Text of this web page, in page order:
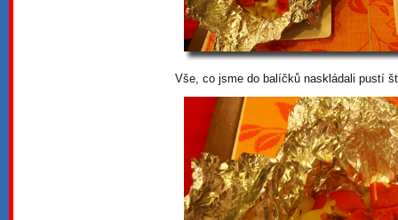
Vše, co jsme do balíčků naskládali pustí